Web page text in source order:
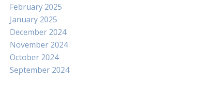
February 2025
January 2025
December 2024
November 2024
October 2024
September 2024